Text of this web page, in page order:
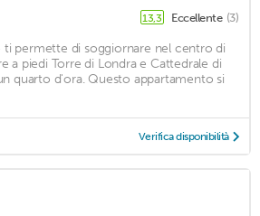
13,3 Eccellente (3)
permette di soggiornare nel centro di
a piedi Torre di Londra e Cattedrale di
quarto d'ora. Questo appartamento si
Verifica disponibilità